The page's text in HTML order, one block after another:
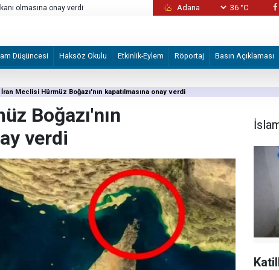
olmasına onay verdi Katil İsrail ateşkese rağmen Lübnan'a
36 °C
Düşüncesi Haksöz Okulu Etkinlik-Eylem Röportaj Basın Açıklaması
İran Meclisi Hürmüz Boğazı'nın kapatılmasına onay verdi
Boğazı'nın
verdi